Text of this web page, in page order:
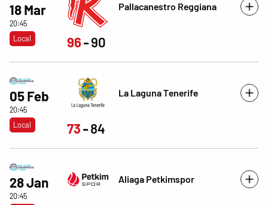
18 Mar
20:45
Local
Pallacanestro Reggiana
96 90
05 Feb
20:45
Local
La Laguna Tenerife
73 84
28 Jan
20:45
Aliaga Petkimspor